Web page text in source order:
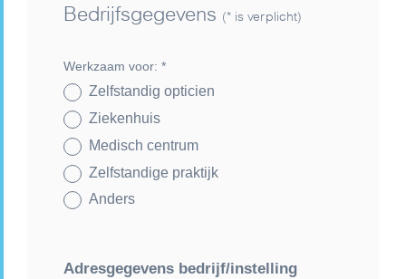
Bedrijfsgegevens (* is verplicht)
Werkzaam voor: *
Zelfstandig opticien
Ziekenhuis
Medisch centrum
Zelfstandige praktijk
Anders
Adresgegevens bedrijf/instelling